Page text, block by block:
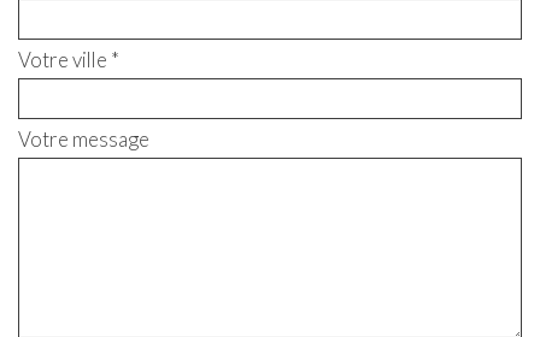
Votre ville *
Votre message